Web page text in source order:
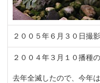
２００５年６月３０日撮影
２００４年３月１０播種の
去年全滅したので、今年